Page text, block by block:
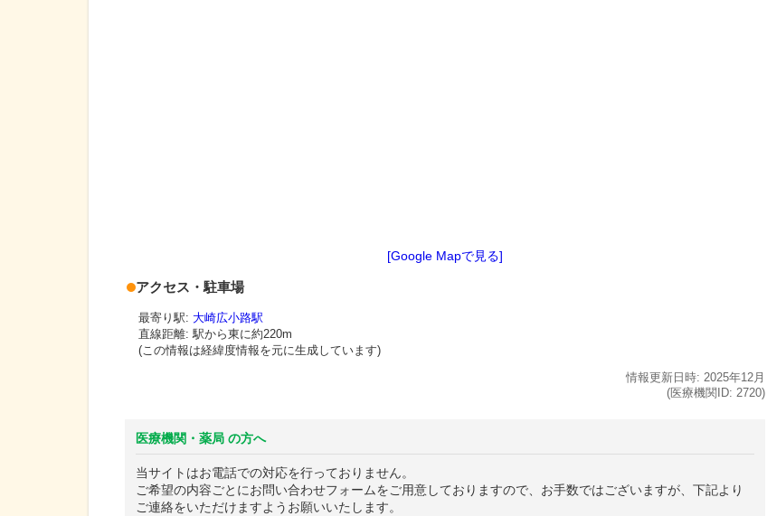
[Google Mapで見る]
アクセス・駐車場
最寄り駅: 大崎広小路駅
直線距離: 駅から東に約220m
(この情報は経緯度情報を元に生成しています)
情報更新日時: 2025年12月
(医療機関ID: 2720)
医療機関・薬局 の方へ
当サイトはお電話での対応を行っておりません。
ご希望の内容ごとにお問い合わせフォームをご用意しておりますので、お手数ではございますが、下記より
ご連絡をいただけますようお願いいたします。